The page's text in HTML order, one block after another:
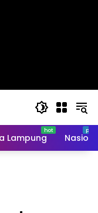
Lampung